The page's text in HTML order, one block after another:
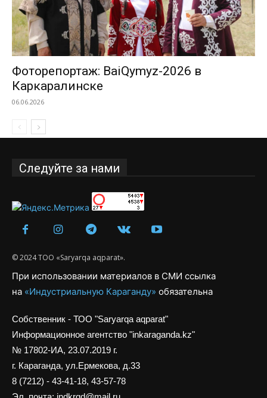
Фоторепортаж: BaiQymyz-2026 в
Каркаралинске
06.06.2026
Следуйте за нами
© 2024 ТОО «Saryarqa aqparat».
При использовании материалов в СМИ ссылка
на «Индустриальную Караганду» обязательна
Собственник - ТОО "Saryarqa aqparat"
Информационное агентство "inkaraganda.kz"
№ 17802-ИА, 23.07.2019 г.
г. Караганда, ул.Ермекова, д.33
8 (7212) - 43-41-18, 43-57-78